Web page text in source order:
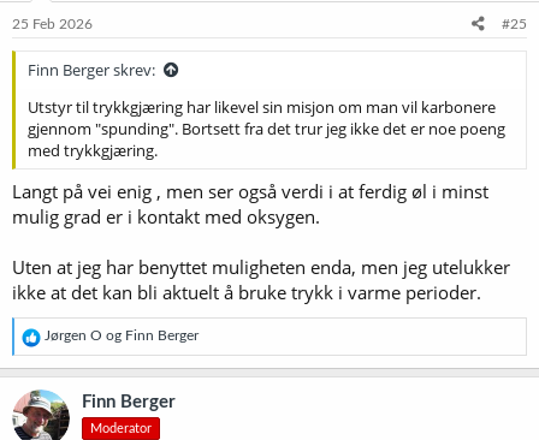
25 Feb 2026 #25
Finn Berger skrev:
Utstyr til trykkgjæring har likevel sin misjon om man vil karbonere
gjennom "spunding". Bortsett fra det trur jeg ikke det er noe poeng
med trykkgjæring.
Langt på vei enig , men ser også verdi i at ferdig øl i minst
mulig grad er i kontakt med oksygen.
Uten at jeg har benyttet muligheten enda, men jeg utelukker
ikke at det kan bli aktuelt å bruke trykk i varme perioder.
R
e
a
k
s
j
Jørgen O og Finn Berger
Finn Berger
Moderator